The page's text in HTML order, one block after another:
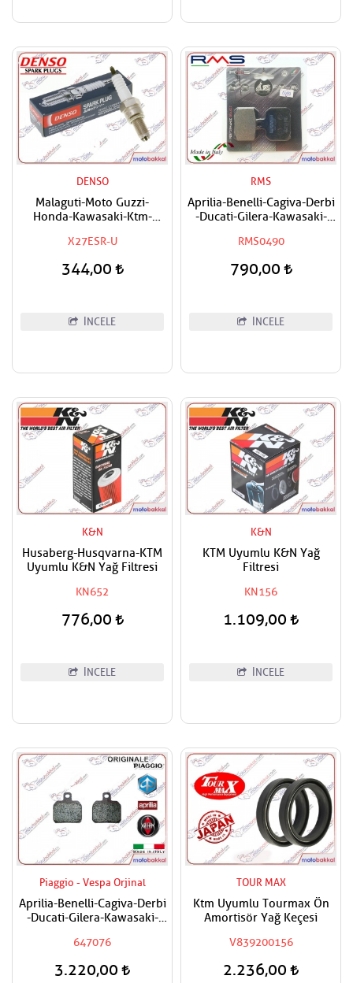
DENSO
Malaguti-Moto Guzzi-
Honda-Kawasaki-Ktm-
X27ESR-U
344,00
İNCELE
RMS
Aprilia-Benelli-Cagiva-Derbi
-Ducati-Gilera-Kawasaki-
Piaggio Uyumlu RMS
RMS0490
790,00
İNCELE
K&N
Husaberg-Husqvarna-KTM
Uyumlu K&N Yağ Filtresi
KN652
776,00
İNCELE
K&N
KTM Uyumlu K&N Yağ
Filtresi
KN156
1.109,00
İNCELE
Piaggio - Vespa Orjinal
Aprilia-Benelli-Cagiva-Derbi
-Ducati-Gilera-Kawasaki-
Piaggio (Aprilia-Gilera-
Balatası
647076
3.220,00
TOUR MAX
Ktm Uyumlu Tourmax Ön
Amortisör Yağ Keçesi
V839200156
2.236,00